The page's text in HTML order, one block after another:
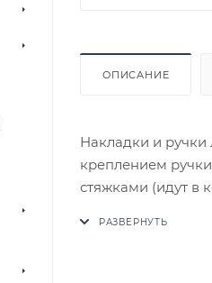
ОПИСАНИЕ
Накладки и
креплением
стяжками (идут в